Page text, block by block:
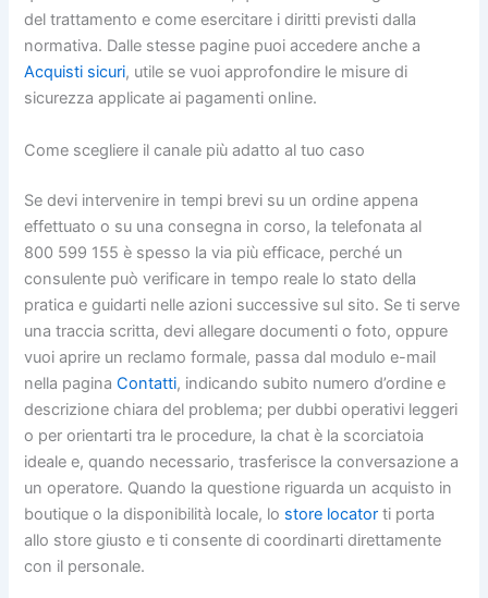
del trattamento e come esercitare i diritti previsti dalla
normativa. Dalle stesse pagine puoi accedere anche a
Acquisti sicuri, utile se vuoi approfondire le misure di
sicurezza applicate ai pagamenti online.
Come scegliere il canale più adatto al tuo caso
Se devi intervenire in tempi brevi su un ordine appena
effettuato o su una consegna in corso, la telefonata al
800 599 155 è spesso la via più efficace, perché un
consulente può verificare in tempo reale lo stato della
pratica e guidarti nelle azioni successive sul sito. Se ti serve
una traccia scritta, devi allegare documenti o foto, oppure
vuoi aprire un reclamo formale, passa dal modulo e-mail
nella paginaContatti, indicando subito numero d’ordine e
descrizione chiara del problema; per dubbi operativi leggeri
o per orientarti tra le procedure, la chat è la scorciatoia
ideale e, quando necessario, trasferisce la conversazione a
un operatore. Quando la questione riguarda un acquisto in
boutique o la disponibilità locale, lo store locator ti porta
allo store giusto e ti consente di coordinarti direttamente
con il personale.